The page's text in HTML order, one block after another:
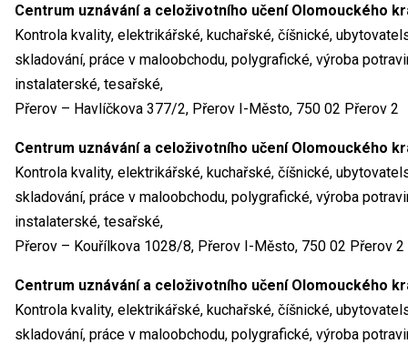
Centrum uznávání a celoživotního učení Olomouckého
Kontrola kvality, elektrikářské, kuchařské, číšnické,
skladování, práce v maloobchodu, polygrafické, výroba
instalaterské, tesařské,
Přerov – Havlíčkova 377/2, Přerov I-Město, 750 02 Přerov 2
Centrum uznávání a celoživotního učení Olomouckého
Kontrola kvality, elektrikářské, kuchařské, číšnické,
skladování, práce v maloobchodu, polygrafické, výroba
instalaterské, tesařské,
Přerov – Kouřílkova 1028/8, Přerov I-Město, 750 02 Přerov 2
Centrum uznávání a celoživotního učení Olomouckého
Kontrola kvality, elektrikářské, kuchařské, číšnické,
skladování, práce v maloobchodu, polygrafické, výroba